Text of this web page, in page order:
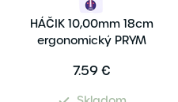
HÁČIK 10,00mm 18cm
ergonomický PRYM
7.59 €